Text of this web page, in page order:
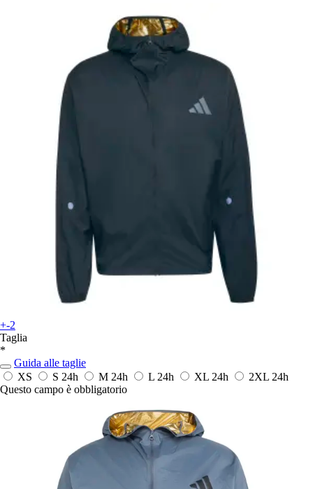
+-2
Taglia
*
Guida alle taglie
XS
S 24h M 24h L 24h XL 24h 2XL 24h
Questo campo è obbligatorio